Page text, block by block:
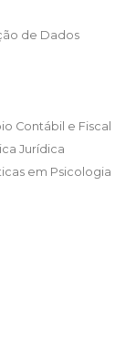
de Dados
Contábil e Fiscal
Jurídica
em Psicologia